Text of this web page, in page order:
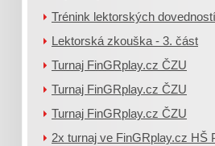
Trénink lektorských
Lektorská zkouška - 3. část
Turnaj FinGRplay.cz ČZU
Turnaj FinGRplay.cz ČZU
Turnaj FinGRplay.cz ČZU
2x turnaj ve FinGRplay.cz HŠ